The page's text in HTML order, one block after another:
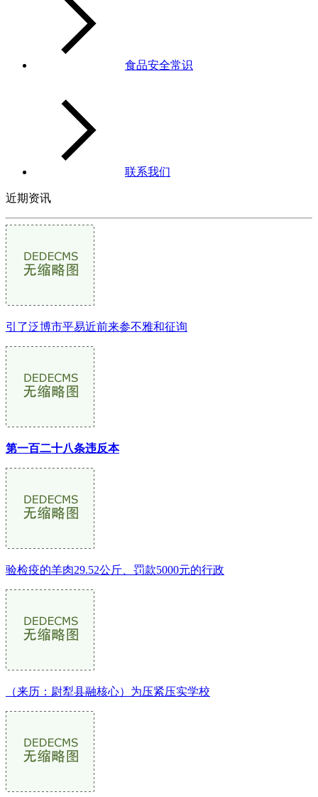
食品安全常识
联系我们
近期资讯
引了泛博市平易近前来参不雅和征询
第一百二十八条违反本
验检疫的羊肉29.52公斤、罚款5000元的行政
（来历：尉犁县融核心）为压紧压实学校